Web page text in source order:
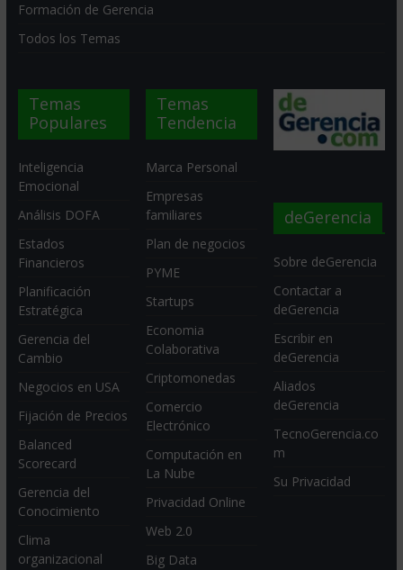
Formación de Gerencia
Todos los Temas
Temas
Populares
Inteligencia
Emocional
Análisis DOFA
Estados
Financieros
Planificación
Estratégica
Gerencia del
Cambio
Negocios en USA
Fijación de Precios
Balanced
Scorecard
Gerencia del
Conocimiento
Clima
organizacional
Temas
Tendencia
Marca Personal
Empresas
familiares
Plan de negocios
PYME
Startups
Economia
Colaborativa
Criptomonedas
Comercio
Electrónico
Computación en
La Nube
Privacidad Online
Web 2.0
Big Data
deGerencia
Sobre deGerencia
Contactar a
deGerencia
Escribir en
deGerencia
Aliados
deGerencia
TecnoGerencia.co
m
Su Privacidad